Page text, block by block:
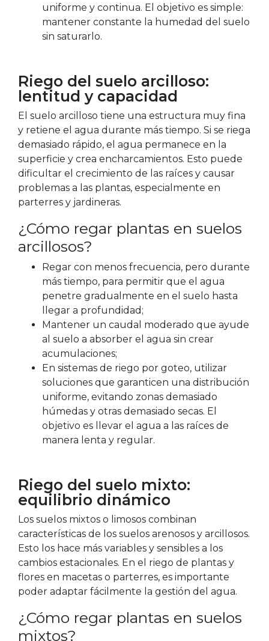
uniforme y continua. El objetivo es simple:
mantener constante la humedad del suelo
sin saturarlo.
Riego del suelo arcilloso:
lentitud y capacidad
El suelo arcilloso tiene una estructura muy fina
y retiene el agua durante más tiempo. Si se riega
demasiado rápido, el agua permanece en la
superficie y crea encharcamientos. Esto puede
dificultar el crecimiento de las raíces y causar
problemas a las plantas, especialmente en
parterres y jardineras.
¿Cómo regar plantas en suelos
arcillosos?
Regar con menos frecuencia, pero durante
más tiempo, para permitir que el agua
penetre gradualmente en el suelo hasta
llegar a profundidad;
Mantener un caudal moderado que ayude
al suelo a absorber el agua sin crear
acumulaciones;
En sistemas de riego por goteo, utilizar
soluciones que garanticen una distribución
uniforme, evitando zonas demasiado
húmedas y otras demasiado secas. El
objetivo es llevar el agua a las raíces de
manera lenta y regular.
Riego del suelo mixto:
equilibrio dinámico
Los suelos mixtos o limosos combinan
características de los suelos arenosos y arcillosos.
Esto los hace más variables y sensibles a los
cambios estacionales. En el riego de plantas y
flores en macetas o parterres, es importante
poder adaptar fácilmente la gestión del agua.
¿Cómo regar plantas en suelos
mixtos?